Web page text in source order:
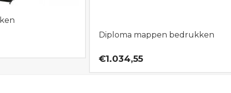
Diploma mappen bedrukken
€1.034,55